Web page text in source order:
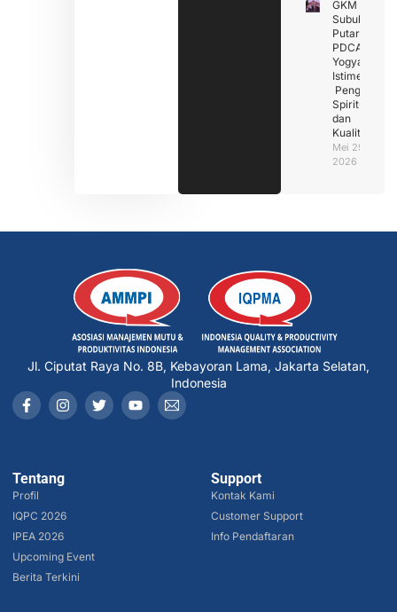
GKM
Subuhan
Putar
PDCA Di
Yogyakarta
Istimewa :
Penguatan
Spiritualitas
dan
Kualitas
Mei 29,
2026
Jl. Ciputat Raya No. 8B, Kebayoran Lama, Jakarta Selatan,
Indonesia
Tentang
Profil
IQPC 2026
IPEA 2026
Upcoming Event
Berita Terkini
Support
Kontak Kami
Customer Support
Info Pendaftaran